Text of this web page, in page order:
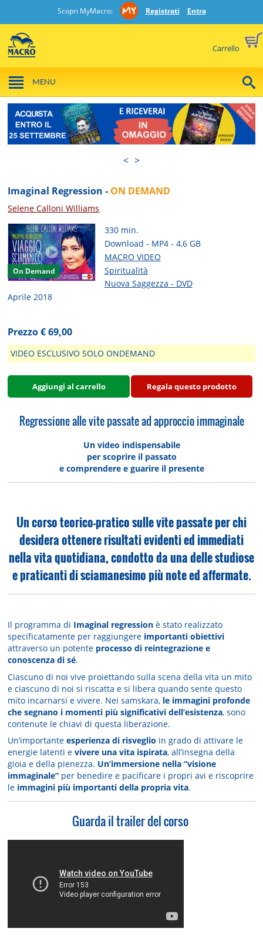
Scopri MyMacro: Registrati Entra
Carrello
MENU
< >
Imaginal Regression - ON DEMAND
Selene Calloni Williams
On Demand
330 min.
Download - MP4 - 4,6 GB
MACRO VIDEO
Spiritualità
Nuova Saggezza - DVD
Aprile 2018
Prezzo € 69,00
VIDEO ESCLUSIVO SOLO ONDEMAND
Aggiungi al carrello Regala questo prodotto
Regressione alle vite passate ad approccio immaginale
Un video indispensabile
per scoprire il passato
e comprendere e guarire il presente
Un corso teorico-pratico sulle vite passate per chi
desidera ottenere risultati evidenti ed immediati
nella vita quotidiana, condotto da una delle studiose
e praticanti di sciamanesimo più note ed affermate.
Il programma di Imaginal regression è stato realizzato
specificatamente per raggiungere importanti obiettivi
attraverso un potente processo di reintegrazione e
conoscenza di sé.
Ciascuno di noi vive proiettando sulla scena della vita un mito
e ciascuno di noi si riscatta e si libera quando sente questo
mito incarnarsi e vivere. Nei samskara, le immagini profonde
che segnano i momenti più significativi dell’esistenza, sono
contenute le chiavi di questa liberazione.
Un’importanteesperienza di risveglio in grado di attivare le
energie latenti evivere una vita ispirata, all’insegna della
gioia e della pienezza. Un’immersione nella “visione
immaginale” per benedire e pacificare i propri avi e riscoprire
le immagini più importanti della propria vita.
Guarda il trailer del corso